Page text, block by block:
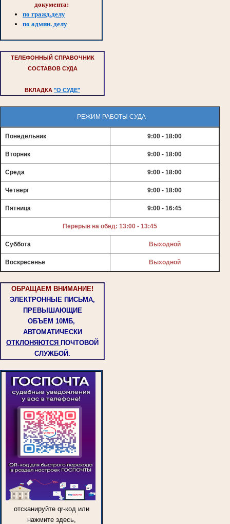
документа:
по гражд.делу
по админ. делу
ТЕЛЕФОННЫЙ СПРАВОЧНИК
СОСТАВОВ СУДА
ВКЛАДКА "О СУДЕ"
РЕЖИМ РАБОТЫ СУДА
Понедельник 9:00 - 18:00
Вторник 9:00 - 18:00
Среда 9:00 - 18:00
Четверг 9:00 - 18:00
Пятница 9:00 - 16:45
Перерыв на обед: 13:00 - 13:45
Суббота Выходной
Воскресенье Выходной
ОБРАЩАЕМ ВНИМАНИЕ!
ЭЛЕКТРОННЫЕ ПИСЬМА,
ПРЕВЫШАЮЩИЕ
ОБЪЕМ 10МБ,
АВТОМАТИЧЕСКИ
ОТКЛОНЯЮТСЯ ПОЧТОВОЙ
СЛУЖБОЙ.
отсканируйте qr-код или
нажмите здесь,